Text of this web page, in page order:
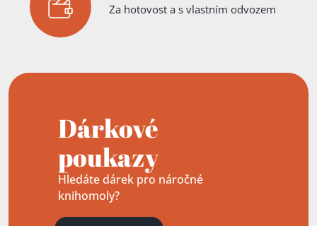
Za hotovost a s vlastním odvozem
Dárkové
poukazy
Hledáte dárek pro náročné
knihomoly?